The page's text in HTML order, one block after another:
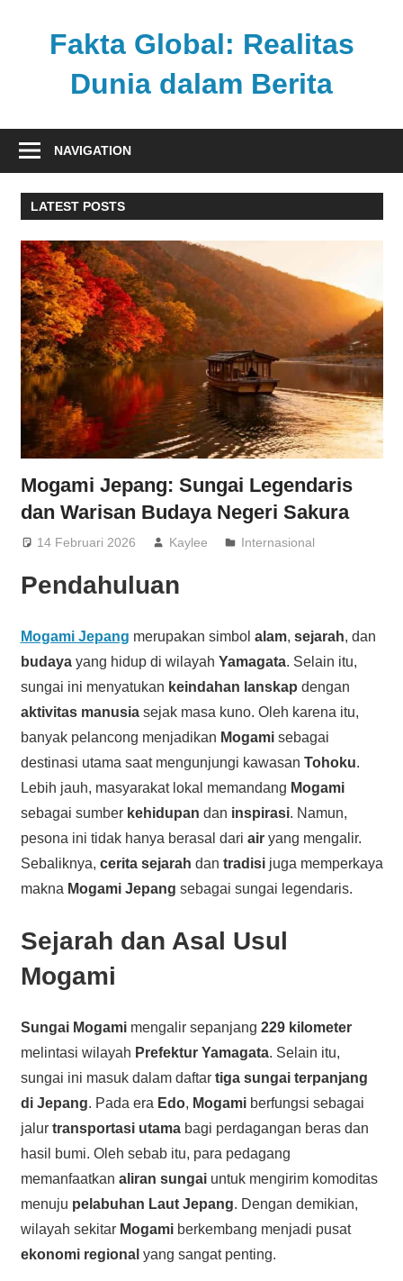
Fakta Global: Realitas
Dunia dalam Berita
kabar
dari
berbagai
pandang
NAVIGATION
LATEST POSTS
Mogami Jepang: Sungai Legendaris
dan Warisan Budaya Negeri Sakura
14 Februari 2026 Kaylee Internasional
Pendahuluan
Mogami Jepang merupakan simbol alam, sejarah, dan
budayayang hidup di wilayah Yamagata. Selain itu,
sungai ini menyatukan keindahan lanskap dengan
aktivitas manusiasejak masa kuno. Oleh karena itu,
banyak pelancong menjadikan Mogamisebagai
destinasi utama saat mengunjungi kawasan Tohoku.
Lebih jauh, masyarakat lokal memandang Mogami
sebagai sumber kehidupan dan inspirasi. Namun,
pesona ini tidak hanya berasal dari airyang mengalir.
Sebaliknya, cerita sejarah dan tradisijuga memperkaya
makna Mogami Jepang sebagai sungai legendaris.
Sejarah dan Asal Usul
Mogami
Sungai Mogamimengalir sepanjang 229 kilometer
melintasi wilayah Prefektur Yamagata. Selain itu,
sungai ini masuk dalam daftar tiga sungai terpanjang
di Jepang. Pada era Edo, Mogamiberfungsi sebagai
jalur transportasi utamabagi perdagangan beras dan
hasil bumi. Oleh sebab itu, para pedagang
memanfaatkan aliran sungaiuntuk mengirim komoditas
menuju pelabuhan Laut Jepang. Dengan demikian,
wilayah sekitar Mogamiberkembang menjadi pusat
ekonomi regional yang sangat penting.